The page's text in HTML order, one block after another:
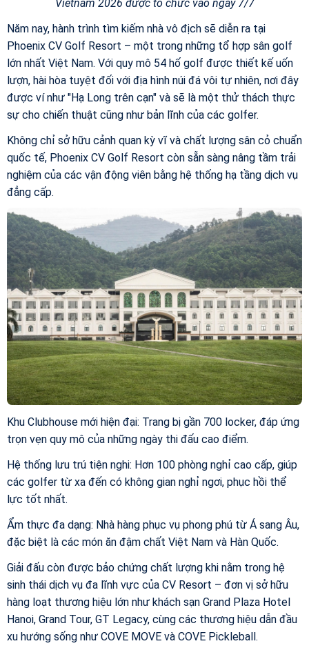
Vietnam 2026 được tổ chức vào ngày 7/7
Năm nay, hành trình tìm kiếm nhà vô địch sẽ diễn ra tại
Phoenix CV Golf Resort – một trong những tổ hợp sân golf
lớn nhất Việt Nam. Với quy mô 54 hố golf được thiết kế uốn
lượn, hài hòa tuyệt đối với địa hình núi đá vôi tự nhiên, nơi đây
được ví như "Hạ Long trên cạn" và sẽ là một thử thách thực
sự cho chiến thuật cũng như bản lĩnh của các golfer.
Không chỉ sở hữu cảnh quan kỳ vĩ và chất lượng sân cỏ chuẩn
quốc tế, Phoenix CV Golf Resort còn sẵn sàng nâng tầm trải
nghiệm của các vận động viên bằng hệ thống hạ tầng dịch vụ
đẳng cấp.
Khu Clubhouse mới hiện đại: Trang bị gần 700 locker, đáp ứng
trọn vẹn quy mô của những ngày thi đấu cao điểm.
Hệ thống lưu trú tiện nghi: Hơn 100 phòng nghỉ cao cấp, giúp
các golfer từ xa đến có không gian nghỉ ngơi, phục hồi thể
lực tốt nhất.
Ẩm thực đa dạng: Nhà hàng phục vụ phong phú từ Á sang Âu,
đặc biệt là các món ăn đậm chất Việt Nam và Hàn Quốc.
Giải đấu còn được bảo chứng chất lượng khi nằm trong hệ
sinh thái dịch vụ đa lĩnh vực của CV Resort – đơn vị sở hữu
hàng loạt thương hiệu lớn như khách sạn Grand Plaza Hotel
Hanoi, Grand Tour, GT Legacy, cùng các thương hiệu dẫn đầu
xu hướng sống như COVE MOVE và COVE Pickleball.